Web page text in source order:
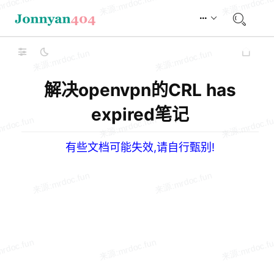
解决openvpn的CRL has
expired笔记
有些文档可能失效,请自行甄别!